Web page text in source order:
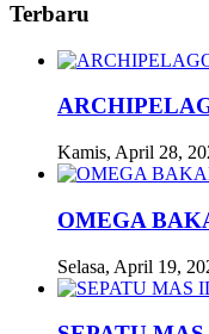
Terbaru
Kamis, April 28,
OMEGA
Selasa, April 19,